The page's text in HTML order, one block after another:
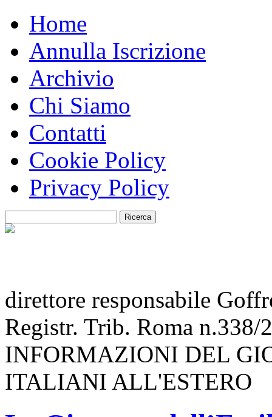
Home
Annulla Iscrizione
Archivio
Chi Siamo
Contatti
Cookie Policy
Privacy Policy
direttore responsabile
Registr. Trib. Roma n.338/
INFORMAZIONI DEL
ITALIANI ALL'ESTERO